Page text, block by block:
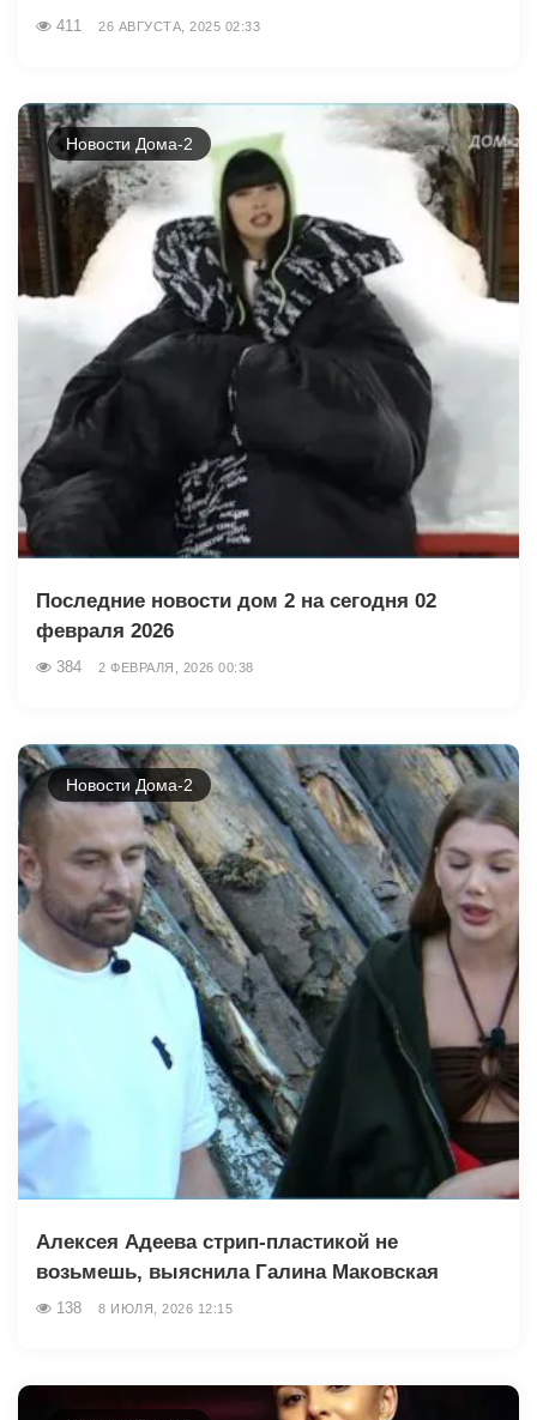
411 26 АВГУСТА, 2025 02:33
Новости Дома-2
Последние новости дом 2 на сегодня 02
февраля 2026
384 2 ФЕВРАЛЯ, 2026 00:38
Новости Дома-2
Алексея Адеева стрип-пластикой не
возьмешь, выяснила Галина Маковская
138 8 ИЮЛЯ, 2026 12:15